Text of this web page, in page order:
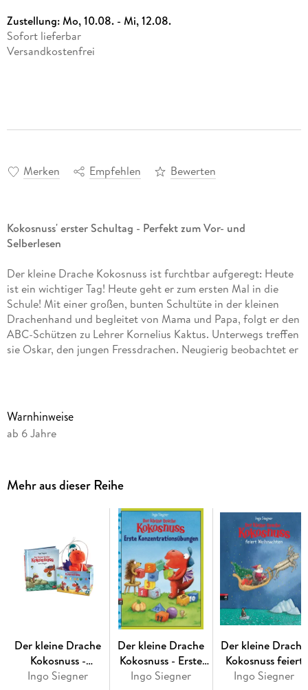
Zustellung:Mo, 10.08. - Mi, 12.08.
Sofort lieferbar
Versandkostenfrei
Merken Empfehlen Bewerten
Kokosnuss' erster Schultag - Perfekt zum Vor- und
Selberlesen
Der kleine Drache Kokosnuss ist furchtbar aufgeregt: Heute
ist ein wichtiger Tag! Heute geht er zum ersten Mal in die
Schule! Mit einer großen, bunten Schultüte in der kleinen
Drachenhand und begleitet von Mama und Papa, folgt er den
ABC-Schützen zu Lehrer Kornelius Kaktus. Unterwegs treffen
sie Oskar, den jungen Fressdrachen. Neugierig beobachtet er
auffressen!
Eigentlich schade, findet Kokosnuss. Superschade, meint
Oskar, denn er würde so wahnsinnig gerne Rechnen und
und mit einer waghalsigen Rettungsaktion beweist, dass
können, das erzählt das neue lustige und spannende
Abenteuer vom kleinen Drachen Kokosnuss.
Die Geschichten über die aufregenden Abenteuer, die der
kleine Drache Kokosnuss und seine Freunde gemeinsam
erleben, sind inzwischen wahre Kinderbuchklassiker. Ingo
Siegner schreibt über Freundschaft und Mut und fügt
liebenswert-originelle Illustrationen hinzu. Die »Dein-Spiegel-
Selberlesen.
Ausstattung: Mit fbg. Illustrationen
Warnhinweise
ab 6 Jahre
Mehr aus dieser Reihe
Der kleine Drache
Kokosnuss -
Geschenktüte
Ingo Siegner
Der kleine Drache
Kokosnuss - Erste
Konzentrationsübungen
Ingo Siegner
Der kleine Drache
Kokosnuss feiert
Weihnachten
Ingo Siegner